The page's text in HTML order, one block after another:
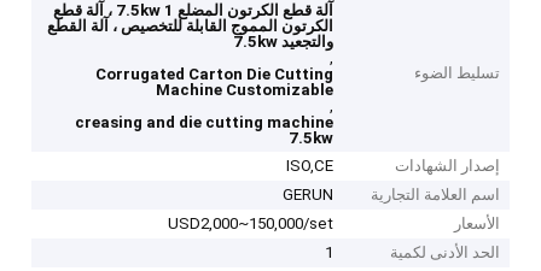
تسليط الضوء
آلة قطع الكرتون المضلع 7.5kw 1 ، آلة قطع
الكرتون المموج القابلة للتخصيص ، آلة القطع
والتجعيد 7.5kw
,
Corrugated Carton Die Cutting
Machine Customizable
,
creasing and die cutting machine
7.5kw
إصدار الشهادات
ISO,CE
اسم العلامة التجارية
GERUN
الأسعار
USD2,000~150,000/set
الحد الأدنى لكمية
1